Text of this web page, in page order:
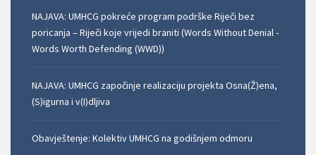
NAJAVA: UMHCG pokreće program podrške Riječi bez
poricanja – Riječi koje vrijedi braniti (Words Without Denial -
Words Worth Defending (WWD))
NAJAVA: UMHCG započinje realizaciju projekta Osna(Ž)ena,
(S)igurna i v(I)dljiva
Obavještenje: Kolektiv UMHCG na godišnjem odmoru